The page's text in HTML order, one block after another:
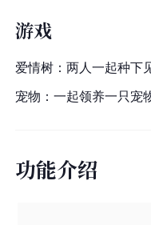
游戏
爱情树：两人一起种下
宠物：一起领养一只宠
功能介绍